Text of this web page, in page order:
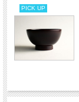
PICK UP